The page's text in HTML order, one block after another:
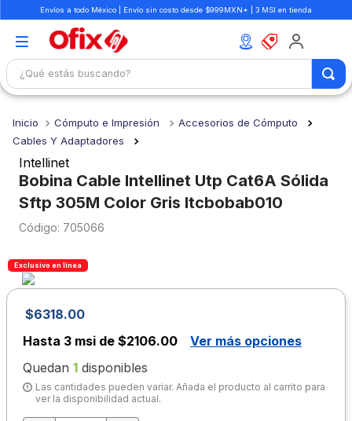
Envíos a todo México | Envío sin costo desde $999MXN* | 3 MSI en tienda
¿Qué estás buscando?
Cómputo e Impresión
Accesorios de Cómputo
Cables Y Adaptadores
Intellinet
Bobina Cable Intellinet Utp Cat6A Sólida
Sftp 305M Color Gris Itcbobab010
: 705066
Exclusivo en línea
$6318.00
Hasta 3 msi de $2106.00
Ver más opciones
Quedan 1 disponibles
Las cantidades pueden variar. Añada el producto al carrito para
ver la disponibilidad actual.
1.
mochilas
libretas
3.
cuaderno
4.
cuadernos
colores
6.
boligrafo
7.
escritorio
8.
sacapuntas
9 .
escolar
10. lapiz